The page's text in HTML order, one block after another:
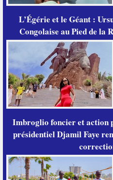
L’Égérie et le Géant :
Congolaise au Pied de la
Imbroglio foncier et action
présidentiel Djamil Faye